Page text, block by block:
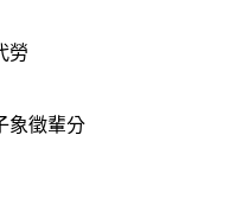
勞
象徵輩分